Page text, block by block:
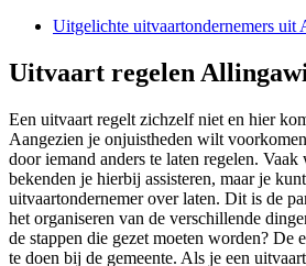
Uitgelichte uitvaartondernemers uit
Uitvaart regelen
Een uitvaart regelt zichzelf niet en hier
Aangezien je onjuistheden wilt
door iemand anders te laten regelen.
bekenden je hierbij assisteren, maar je
uitvaartondernemer over laten. Dit is de
het organiseren van de verschillende
de stappen die gezet moeten worden? De
te doen bij de gemeente. Als je een